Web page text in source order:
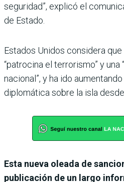
seguridad”, explicó el
de Estado.
Estados Unidos considera que
“patrocina el terrorismo” y una
nacional”, y ha ido
diplomática sobre la isla
Esta nueva oleada de
publicación de un largo